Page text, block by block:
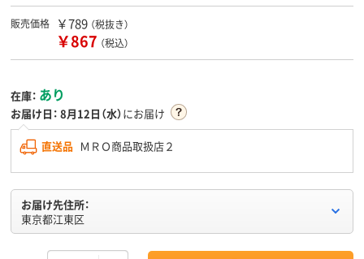
販売価格 ￥789 （税抜き）
￥867 （税込）
在庫： あり
お届け日： 8月12日（水）にお届け
直送品 ＭＲＯ商品取扱店２
お届け先住所：
東京都江東区